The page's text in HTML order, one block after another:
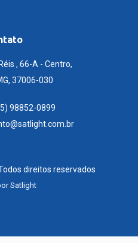
, 66-A - Centro,
37006-030
98852-0899
direitos reservados
Satlight